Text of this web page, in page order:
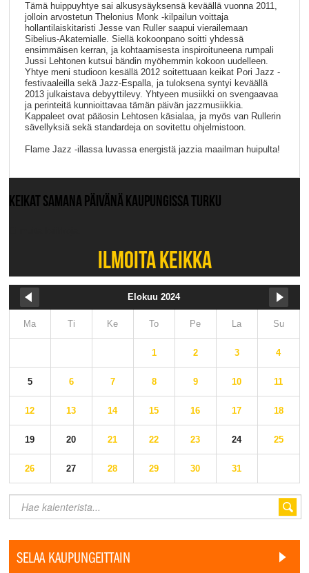
Tämä huippuyhtye sai alkusysäyksensä keväällä vuonna 2011,
jolloin arvostetun Thelonius Monk -kilpailun voittaja
hollantilaiskitaristi Jesse van Ruller saapui vierailemaan
Sibelius-Akatemialle. Siellä kokoonpano soitti yhdessä
ensimmäisen kerran, ja kohtaamisesta inspiroituneena rumpali
Jussi Lehtonen kutsui bändin myöhemmin kokoon uudelleen.
Yhtye meni studioon kesällä 2012 soitettuaan keikat Pori Jazz -
festivaaleilla sekä Jazz-Espalla, ja tuloksena syntyi keväällä
2013 julkaistava debyyttilevy. Yhtyeen musiikki on svengaavaa
ja perinteitä kunnioittavaa tämän päivän jazzmusiikkia.
Kappaleet ovat pääosin Lehtosen käsialaa, ja myös van Rullerin
sävellyksiä sekä standardeja on sovitettu ohjelmistoon.
Flame Jazz -illassa luvassa energistä jazzia maailman huipulta!
KEIKAT SAMANA PÄIVÄNÄ KAUPUNGISSA TURKU
ILMOITA KEIKKA
Elokuu 2024
Ma Ti Ke To Pe La Su
1 2 3 4
5 6 7 8 9 10 11
12 13 14 15 16 17 18
19 20 21 22 23 24 25
26 27 28 29 30 31
SELAA KAUPUNGEITTAIN